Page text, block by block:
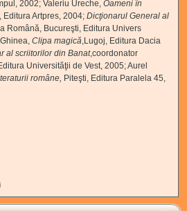
2002; Valeriu Ureche, Oameni în
Editura Artpres, 2004; Dicţionarul General al
Română, Bucureşti, Editura Univers
Clipa magică,Lugoj, Editura Dacia
al scriitorilor din Banat,coordonator
Universităţii de Vest, 2005; Aurel
române, Piteşti, Editura Paralela 45,